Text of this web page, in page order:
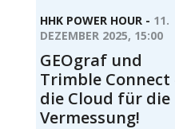
HHK POWER HOUR - 11.
DEZEMBER 2025, 15:00
GEOgraf und
Trimble Connect
die Cloud für die
Vermessung!